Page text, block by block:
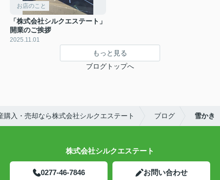
お店のこと
「株式会社シルクエステート」
開業のご挨拶
2025.11.01
もっと見る
ブログトップへ
購入・売却なら株式会社シルクエステート ブログ 雪かき
株式会社シルクエステート
0277-46-7846 お問い合わせ